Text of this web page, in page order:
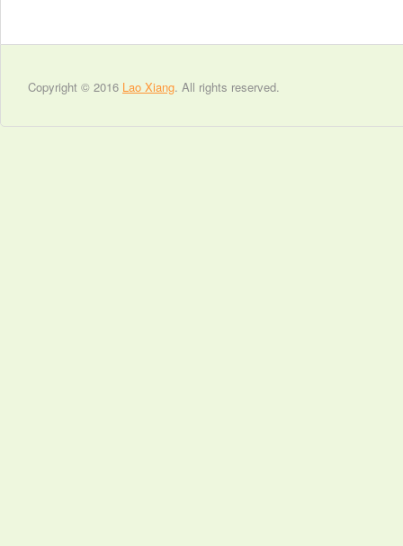
Copyright © 2016 Lao Xiang. All rights reserved.